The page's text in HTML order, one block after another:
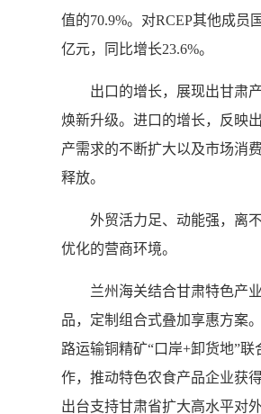
值的70.9%。对RCEP其他成员
亿元，同比增长23.6%。
出口的增长，展现出甘肃产
焕新升级。进口的增长，反映
产需求的不断扩大以及市场消
释放。
外贸活力足、动能强，离不
优化的营商环境。
兰州海关结合甘肃特色产业
品，定制组合式叠加享惠方案
路运输铜精矿“口岸+卸货地”联
作，推动特色农食产品企业获
出台支持甘肃省扩大高水平对